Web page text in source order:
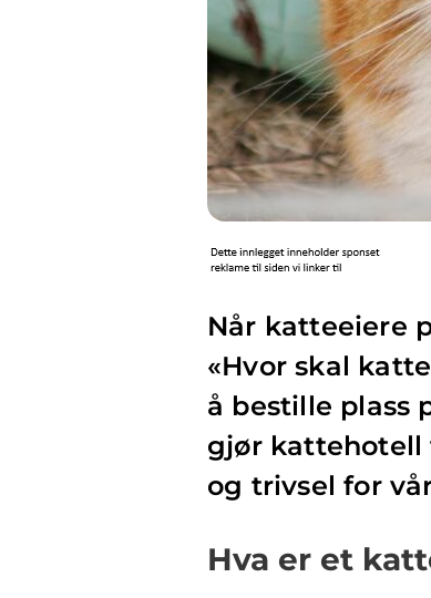
Når katteeiere
«Hvor skal
å bestille plass
gjør kattehotell
og trivsel for
Hva er et